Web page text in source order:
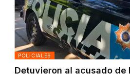
POLICIALES
Detuvieron al acusado de